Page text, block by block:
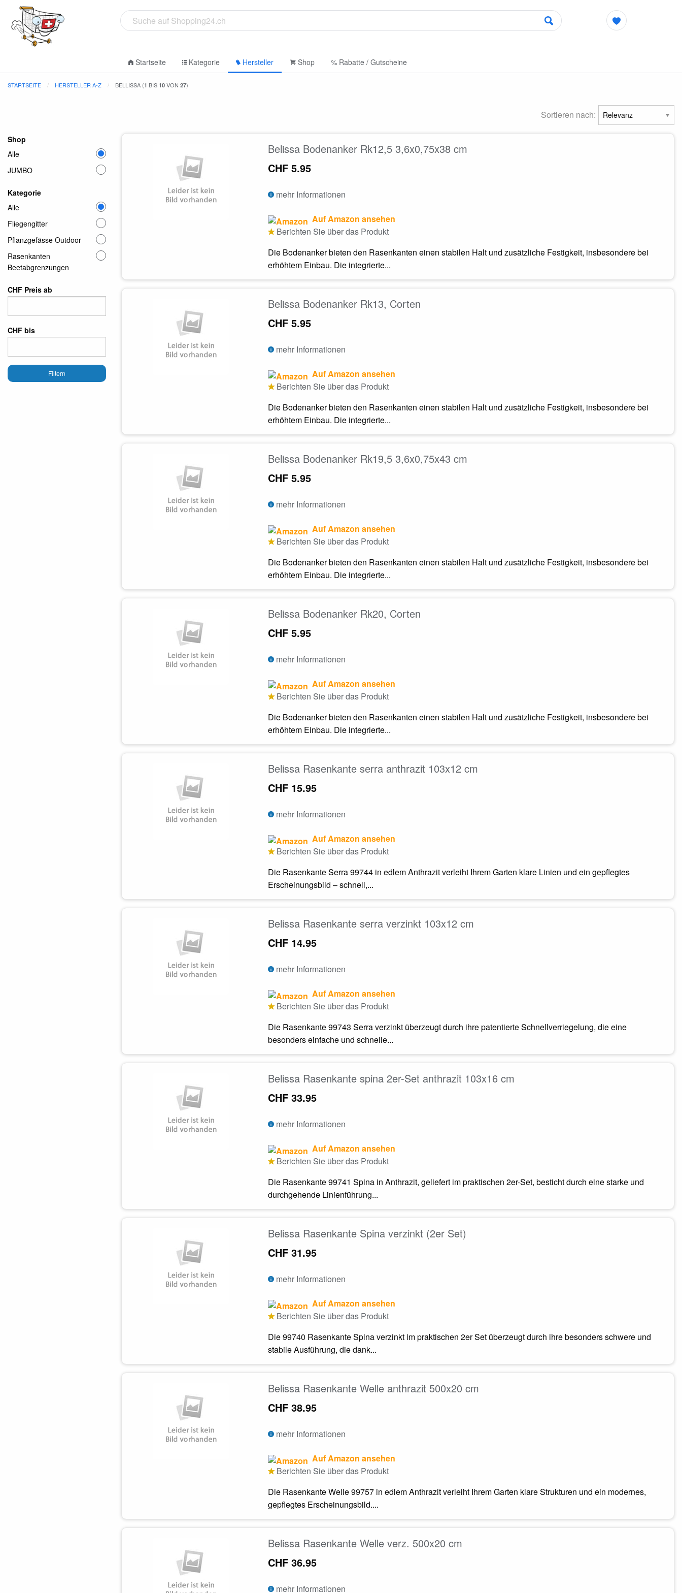
Startseite Kategorie Hersteller Shop % Rabatte / Gutscheine
STARTSEITE HERSTELLER A-Z BELLISSA (1 BIS 10 VON 27)
Sortieren nach:
Shop
Alle
JUMBO
Kategorie
Alle
Fliegengitter
Pflanzgefässe Outdoor
Rasenkanten
Beetabgrenzungen
CHF Preis ab
CHF bis
Filtern
Belissa Bodenanker Rk12,5 3,6x0,75x38 cm
CHF 5.95
mehr Informationen
Auf Amazon ansehen
Berichten Sie über das Produkt
Die Bodenanker bieten den Rasenkanten einen stabilen Halt und zusätzliche Festigkeit, insbesondere bei
erhöhtem Einbau. Die integrierte...
Belissa Bodenanker Rk13, Corten
CHF 5.95
mehr Informationen
Auf Amazon ansehen
Berichten Sie über das Produkt
Die Bodenanker bieten den Rasenkanten einen stabilen Halt und zusätzliche Festigkeit, insbesondere bei
erhöhtem Einbau. Die integrierte...
Belissa Bodenanker Rk19,5 3,6x0,75x43 cm
CHF 5.95
mehr Informationen
Auf Amazon ansehen
Berichten Sie über das Produkt
Die Bodenanker bieten den Rasenkanten einen stabilen Halt und zusätzliche Festigkeit, insbesondere bei
erhöhtem Einbau. Die integrierte...
Belissa Bodenanker Rk20, Corten
CHF 5.95
mehr Informationen
Auf Amazon ansehen
Berichten Sie über das Produkt
Die Bodenanker bieten den Rasenkanten einen stabilen Halt und zusätzliche Festigkeit, insbesondere bei
erhöhtem Einbau. Die integrierte...
Belissa Rasenkante serra anthrazit 103x12 cm
CHF 15.95
mehr Informationen
Auf Amazon ansehen
Berichten Sie über das Produkt
Die Rasenkante Serra 99744 in edlem Anthrazit verleiht Ihrem Garten klare Linien und ein gepflegtes
Erscheinungsbild – schnell,...
Belissa Rasenkante serra verzinkt 103x12 cm
CHF 14.95
mehr Informationen
Auf Amazon ansehen
Berichten Sie über das Produkt
Die Rasenkante 99743 Serra verzinkt überzeugt durch ihre patentierte Schnellverriegelung, die eine
besonders einfache und schnelle...
Belissa Rasenkante spina 2er-Set anthrazit 103x16 cm
CHF 33.95
mehr Informationen
Auf Amazon ansehen
Berichten Sie über das Produkt
Die Rasenkante 99741 Spina in Anthrazit, geliefert im praktischen 2er-Set, besticht durch eine starke und
durchgehende Linienführung...
Belissa Rasenkante Spina verzinkt (2er Set)
CHF 31.95
mehr Informationen
Auf Amazon ansehen
Berichten Sie über das Produkt
Die 99740 Rasenkante Spina verzinkt im praktischen 2er Set überzeugt durch ihre besonders schwere und
stabile Ausführung, die dank...
Belissa Rasenkante Welle anthrazit 500x20 cm
CHF 38.95
mehr Informationen
Auf Amazon ansehen
Berichten Sie über das Produkt
Die Rasenkante Welle 99757 in edlem Anthrazit verleiht Ihrem Garten klare Strukturen und ein modernes,
gepflegtes Erscheinungsbild....
Belissa Rasenkante Welle verz. 500x20 cm
CHF 36.95
mehr Informationen